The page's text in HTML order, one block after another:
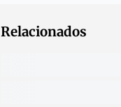
Relacionados